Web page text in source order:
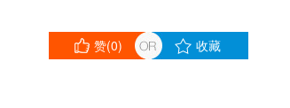
赞(0) 收藏